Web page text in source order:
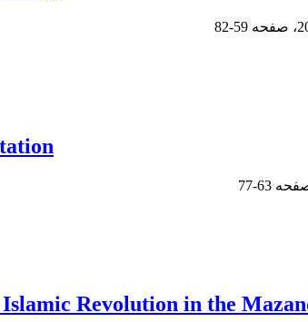
59-82
63-77
Revolution in the